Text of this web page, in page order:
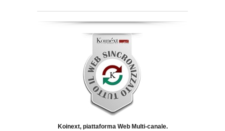
Koinext, piattaforma Web Multi-canale.